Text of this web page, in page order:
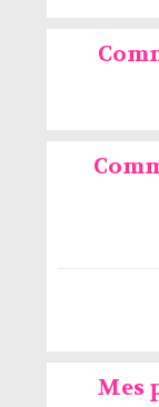
Mes